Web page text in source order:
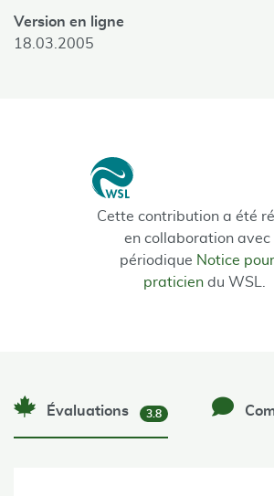
Version en ligne
18.03.2005
Cette contribution a été
en collaboration avec
périodique Notice
praticien du WSL.
Évaluations 3.8